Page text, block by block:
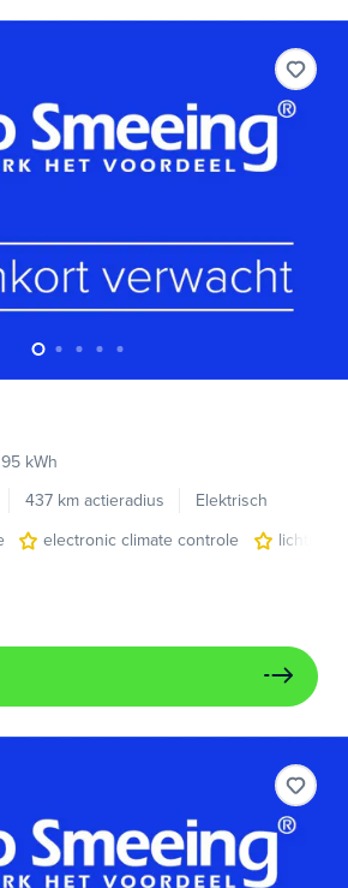
kWh
437 km actieradius
Elektrisch
electronic climate controle